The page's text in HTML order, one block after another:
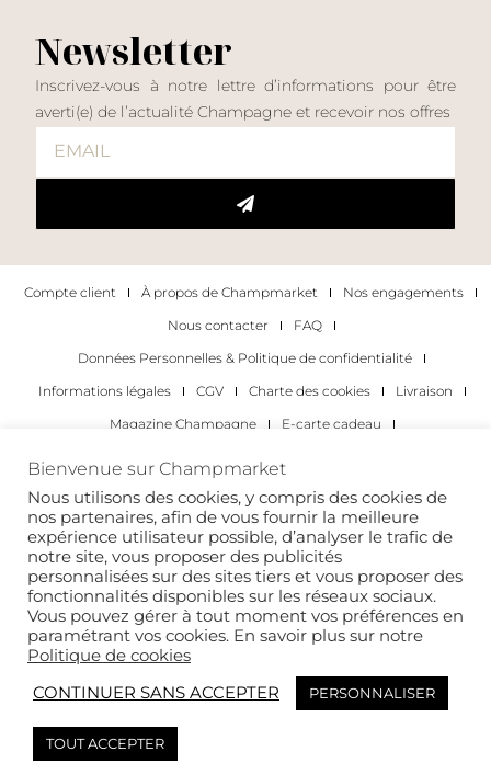
Newsletter
Inscrivez-vous à notre lettre d’informations pour être
averti(e) de l’actualité Champagne et recevoir nos offres
Compte client À propos de Champmarket
Nos engagements
Nous contacter
FAQ
Données Personnelles & Politique de confidentialité
Informations légales
CGV Charte des cookies
Livraison
Magazine Champagne
E-carte cadeau
Les occasions pour déguster du champagne
Pour les particuliers
Pour les entreprises
Copyright 2022 © tous droits réservés. Champmarket.
Bienvenue sur Champmarket
Nous utilisons des cookies, y compris des cookies de
nos partenaires, afin de vous fournir la meilleure
expérience utilisateur possible, d’analyser le trafic de
notre site, vous proposer des publicités
personnalisées sur des sites tiers et vous proposer des
fonctionnalités disponibles sur les réseaux sociaux.
Vous pouvez gérer à tout moment vos préférences en
paramétrant vos cookies. En savoir plus sur notre
Politique de cookies
CONTINUER SANS ACCEPTER
PERSONNALISER
TOUT ACCEPTER